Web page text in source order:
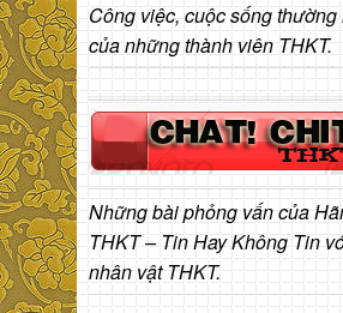
Công việc, cuộc sống thường
của những thành viên THKT.
Những bài phỏng vấn của
THKT – Tin Hay Không Tin
nhân vật THKT.